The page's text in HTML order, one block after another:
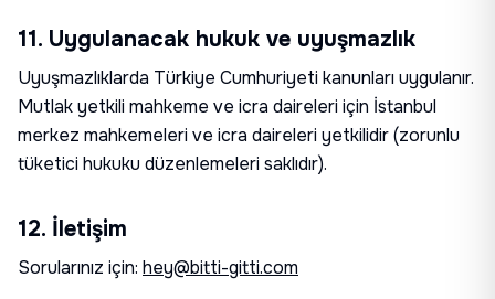
11. Uygulanacak hukuk ve uyuşmazlık
Uyuşmazlıklarda Türkiye Cumhuriyeti kanunları uygulanır.
Mutlak yetkili mahkeme ve icra daireleri için İstanbul
merkez mahkemeleri ve icra daireleri yetkilidir (zorunlu
tüketici hukuku düzenlemeleri saklıdır).
12. İletişim
Sorularınız için: hey@bitti-gitti.com